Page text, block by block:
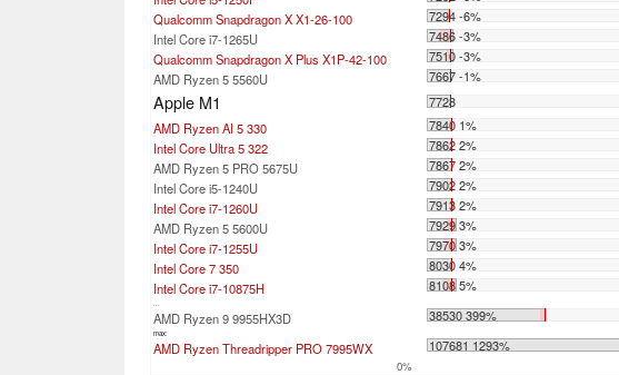
Qualcomm Snapdragon X X1-26-100
7294 -6%
Intel Core i7-1265U
7486 -3%
Qualcomm Snapdragon X Plus X1P-42-100
7510 -3%
AMD Ryzen 5 5560U
7667 -1%
Apple M1
7728
AMD Ryzen AI 5 330
7840 1%
Intel Core Ultra 5 322
7862 2%
AMD Ryzen 5 PRO 5675U
7867 2%
Intel Core i5-1240U
7902 2%
Intel Core i7-1260U
7913 2%
AMD Ryzen 5 5600U
7929 3%
Intel Core i7-1255U
7970 3%
Intel Core 7 350
8030 4%
Intel Core i7-10875H
8108 5%
...
AMD Ryzen 9 9955HX3D 38530 399%
max:
AMD Ryzen Threadripper PRO 7995WX 107681 1293%
0%